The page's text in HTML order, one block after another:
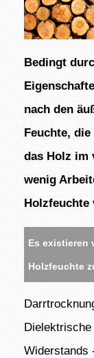
Bedingt
nach den
Feuchte,
das Holz im
wenig
Holzfeuchte
Es existieren
Holzfeuchte
Widerstands